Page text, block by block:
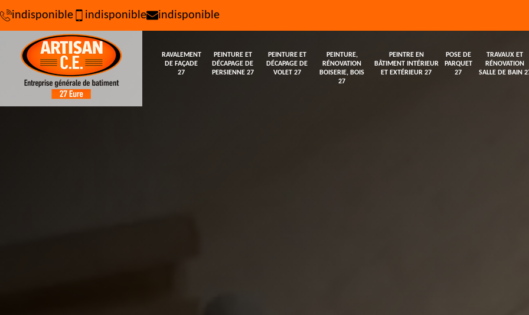
indisponible indisponible indisponible
RAVALEMENT
DE FAÇADE
27
PEINTURE ET
DÉCAPAGE DE
PERSIENNE 27
PEINTURE ET
DÉCAPAGE DE
VOLET 27
PEINTURE,
RÉNOVATION
BOISERIE, BOIS
27
PEINTRE EN
BÂTIMENT INTÉRIEUR
ET EXTÉRIEUR 27
POSE DE
PARQUET
27
TRAVAUX ET
RÉNOVATION
SALLE DE BAIN